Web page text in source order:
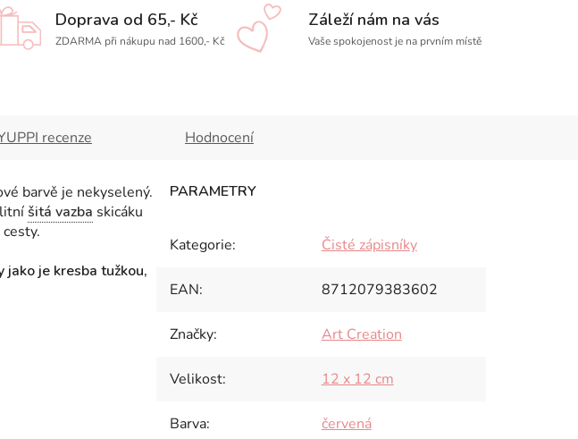
Doprava od 65,- Kč
ZDARMA při nákupu nad 1600,- Kč
Záleží nám na vás
Vaše spokojenost je na prvním místě
recenze Hodnocení
barvě je nekyselený.
šitá vazba skicáku
jako je kresba tužkou,
Kategorie: Čisté zápisníky
EAN: 8712079383602
Značky: Art Creation
Velikost: 12 x 12 cm
Barva: červená